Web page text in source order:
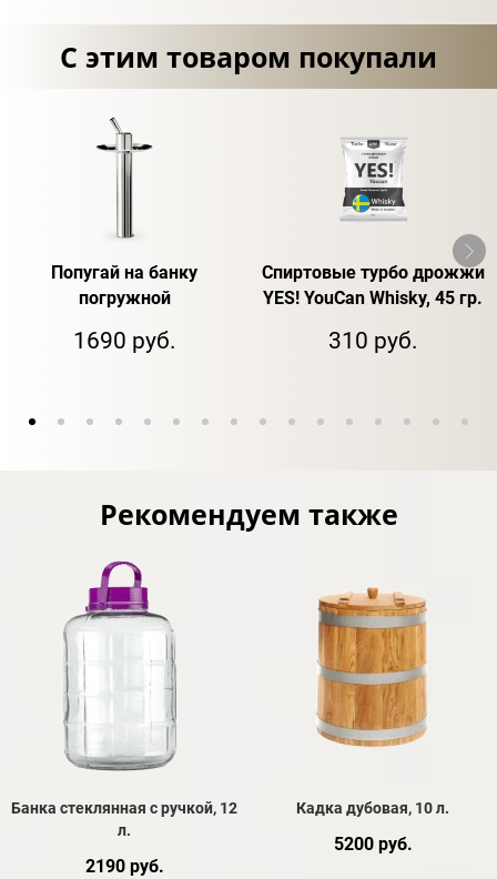
С этим товаром покупали
Попугай на банку
погружной
1690 руб.
Спиртовые турбо дрожжи
YES! YouCan Whisky, 45 гр.
310 руб.
Рекомендуем также
Банка стеклянная с ручкой, 12
л.
2190 руб.
Кадка дубовая, 10 л.
5200 руб.